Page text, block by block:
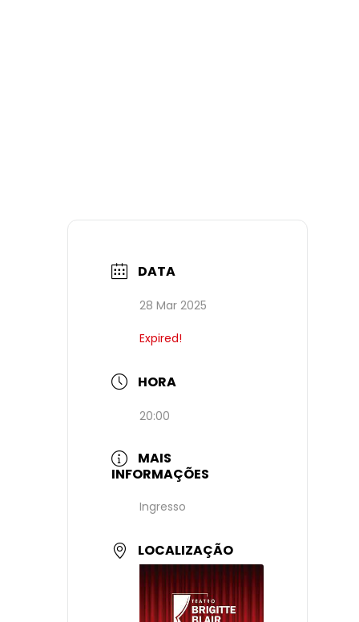
DATA
28 Mar 2025
Expired!
HORA
20:00
MAIS
INFORMAÇÕES
Ingresso
LOCALIZAÇÃO